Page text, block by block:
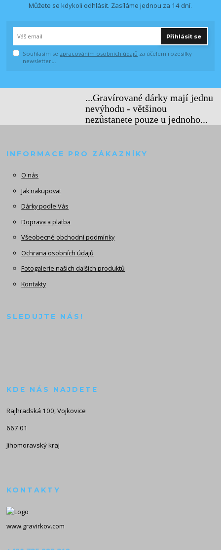
Můžete se kdykoli odhlásit. Zasíláme jednou za 14 dní.
Přihlásit se
Souhlasím se zpracováním osobních údajů za účelem rozesílky
newsletteru.
...Gravírované dárky mají jednu
nevýhodu - většinou
nezůstanete pouze u jednoho...
INFORMACE PRO ZÁKAZNÍKY
O nás
Jak nakupovat
Dárky podle Vás
Doprava a platba
Všeobecné obchodní podmínky
Ochrana osobních údajů
Fotogalerie našich dalších produktů
Kontakty
SLEDUJTE NÁS!
KDE NÁS NAJDETE
Rajhradská 100, Vojkovice
667 01
Jihomoravský kraj
KONTAKTY
www.gravirkov.com
+420 735 923 312